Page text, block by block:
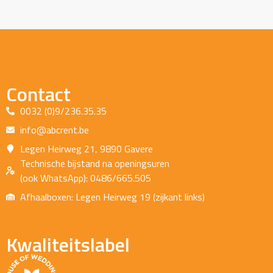
Contact
0032 (0)9/236.35.35
info@abcrent.be
Legen Heirweg 21, 9890 Gavere
Technische bijstand na openingsuren
(ook WhatsApp): 0486/665.505
Afhaalboxen: Legen Heirweg 19 (zijkant links)
Kwaliteitslabel